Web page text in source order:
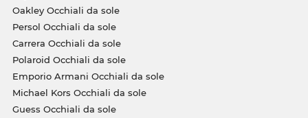
Oakley Occhiali da sole
Persol Occhiali da sole
Carrera Occhiali da sole
Polaroid Occhiali da sole
Emporio Armani Occhiali da sole
Michael Kors Occhiali da sole
Guess Occhiali da sole